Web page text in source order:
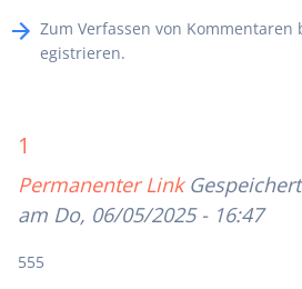
Zum Verfassen von Kommentaren
egistrieren.
1
Permanenter Link
am Do, 06/05/2025 - 16:47
555